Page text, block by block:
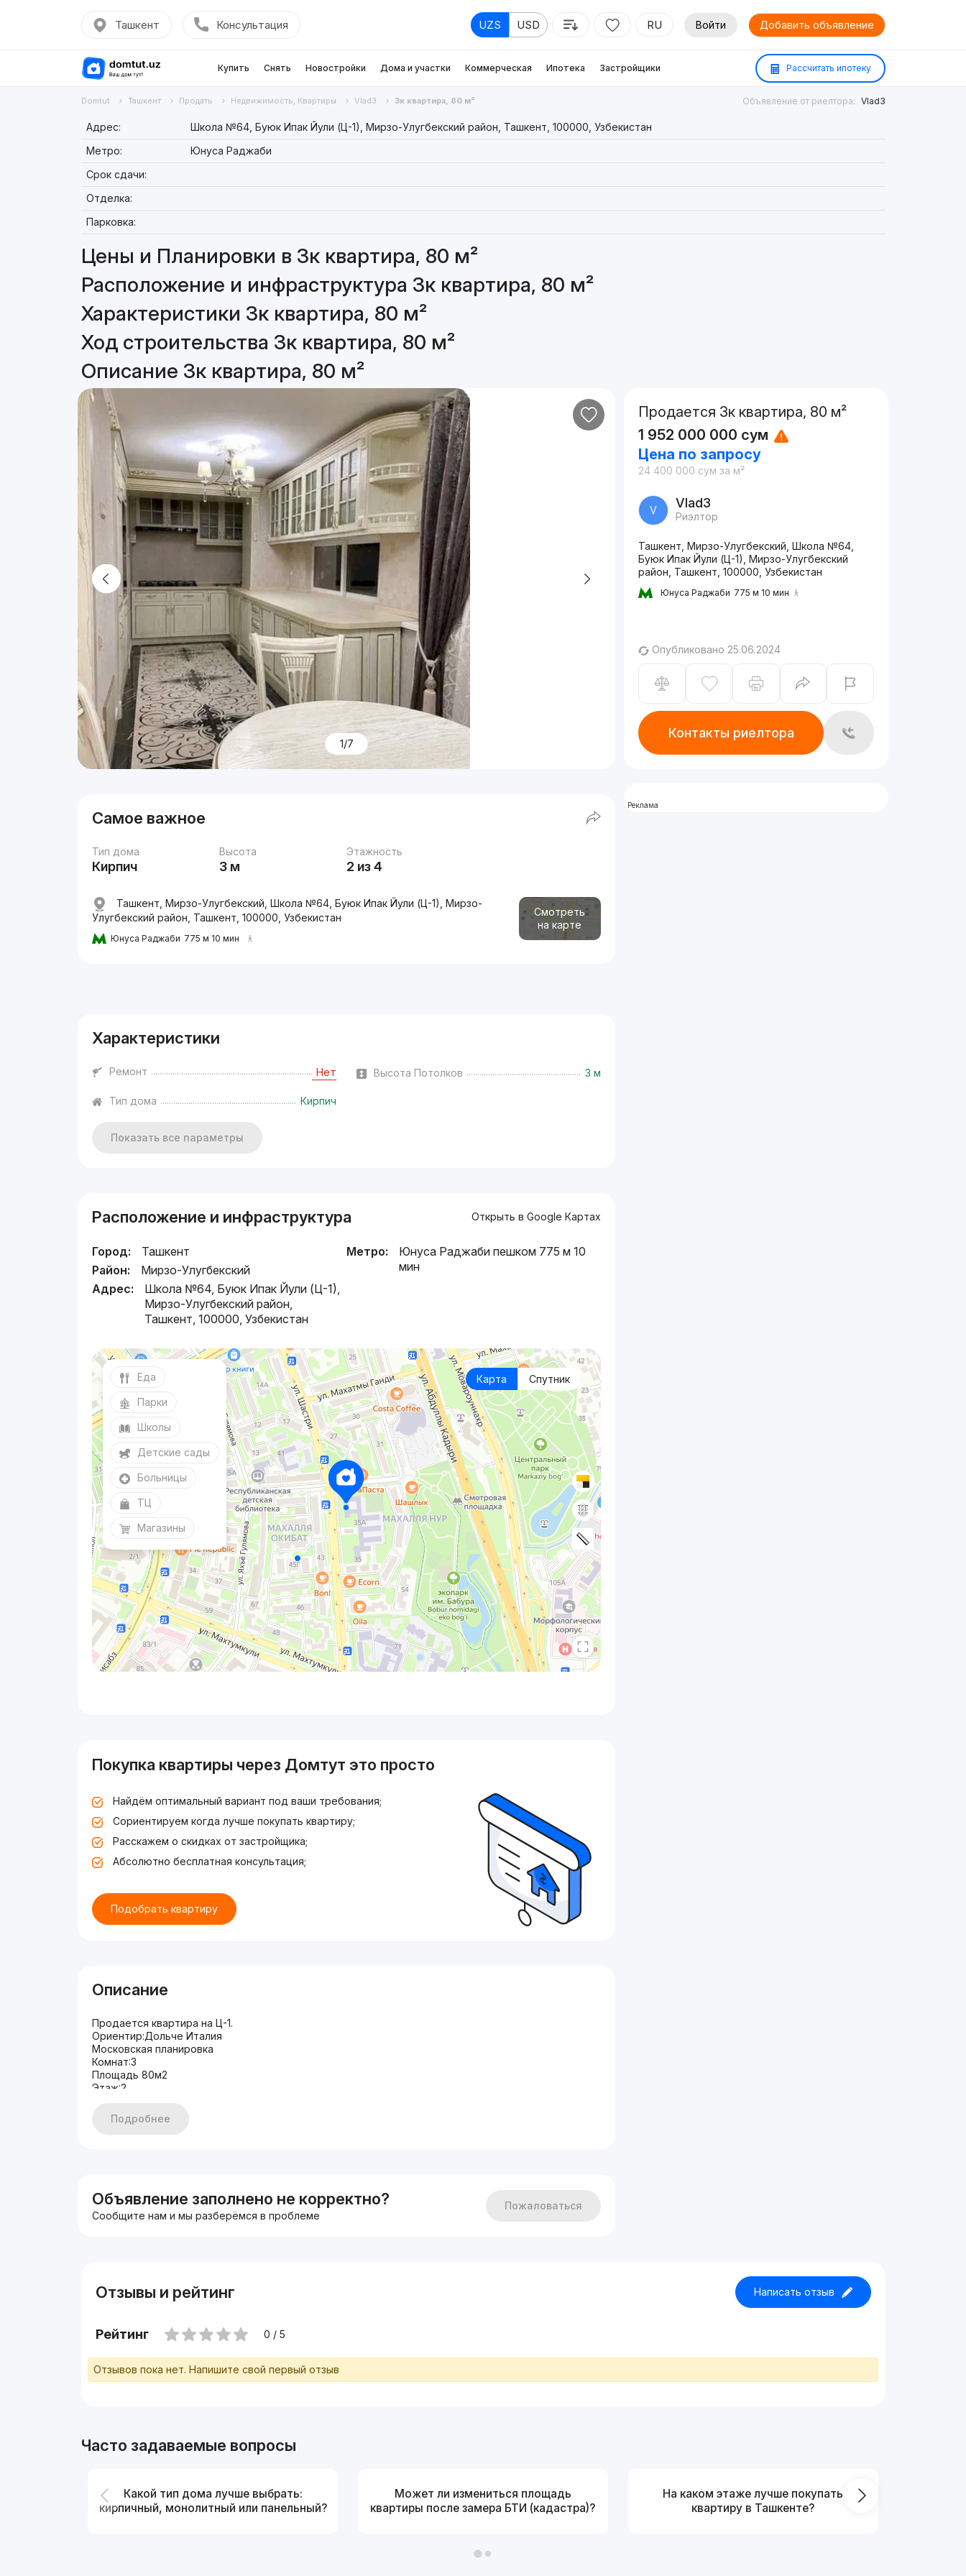
Ташкент Консультация UZS USD RU Войти Добавить объявление
Купить Снять Новостройки Дома и участки Коммерческая Ипотека Застройщики Рассчитать ипотеку
Domtut Ташкент Продать Недвижимость, Квартиры Vlad3 3к квартира, 80 м² Объявление от риелтора: Vlad3
Адрес:
Школа №64, Буюк Ипак Йули (Ц-1), Мирзо-Улугбекский район, Ташкент, 100000, Узбекистан
Метро:
Юнуса Раджаби
Срок сдачи:
Отделка:
Парковка:
Цены и Планировки в 3к квартира, 80 м²
Расположение и инфраструктура 3к квартира, 80 м²
Характеристики 3к квартира, 80 м²
Ход строительства 3к квартира, 80 м²
Описание 3к квартира, 80 м²
1/7
Самое важное
Тип дома
Кирпич
Высота
3 м
Этажность
2 из 4
Смотреть
на карте
Ташкент, Мирзо-Улугбекский, Школа №64, Буюк Ипак Йули (Ц-1), Мирзо-
Улугбекский район, Ташкент, 100000, Узбекистан
Юнуса Раджаби 775 м 10 мин
Характеристики
Ремонт Нет Высота Потолков 3 м
Тип дома Кирпич
Показать все параметры
Расположение и инфраструктура Открыть в Google Картах
Город:
Ташкент
Район:
Мирзо-Улугбекский
Адрес:
Школа №64, Буюк Ипак Йули (Ц-1),
Мирзо-Улугбекский район,
Ташкент, 100000, Узбекистан
Метро:
Юнуса Раджаби пешком 775 м 10
мин
Карта Спутник
Еда
Парки
Школы
Детские сады
Больницы
ТЦ
Магазины
Покупка квартиры через Домтут это просто
Найдём оптимальный вариант под ваши требования;
Сориентируем когда лучше покупать квартиру;
Расскажем о скидках от застройщика;
Абсолютно бесплатная консультация;
Подобрать квартиру
Описание
Продается квартира на Ц-1.
Ориентир:Дольче Италия
Московская планировка
Комнат:3
Площадь 80м2
Этаж:2
Кирпич
Квартира с ремонтом
Подробнее
Объявление заполнено не корректно?
Сообщите нам и мы разберёмся в проблеме
Пожаловаться
Продается 3к квартира, 80 м²
1 952 000 000 сум
Цена по запросу
24 400 000 сум за м²
V Vlad3
Риэлтор
Ташкент, Мирзо-Улугбекский, Школа №64,
Буюк Ипак Йули (Ц-1), Мирзо-Улугбекский
район, Ташкент, 100000, Узбекистан
Юнуса Раджаби 775 м 10 мин
Опубликовано 25.06.2024
Контакты риелтора
Реклама
Отзывы и рейтинг Написать отзыв
Рейтинг 0 / 5
Отзывов пока нет. Напишите свой первый отзыв
Часто задаваемые вопросы
Какой тип дома лучше выбрать:
кирпичный, монолитный или панельный?
Может ли измениться площадь
квартиры после замера БТИ (кадастра)?
На каком этаже лучше покупать
квартиру в Ташкенте?